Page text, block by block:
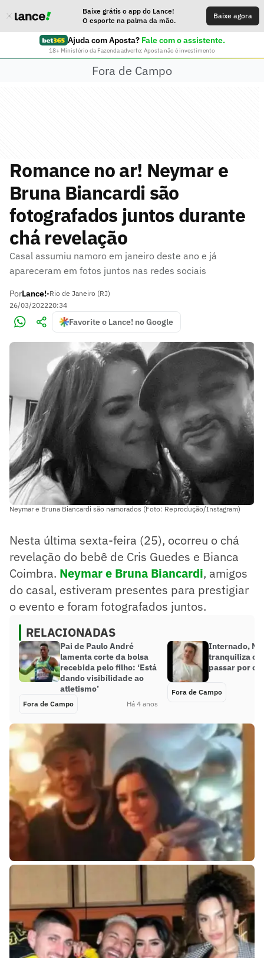
Baixe grátis o app do Lance!
O esporte na palma da mão.
Baixe agora
Ajuda com Aposta? Fale com o assistente.
18+ Ministério da Fazenda adverte: Aposta não é investimento
Fora de Campo
Romance no ar! Neymar e
Bruna Biancardi são
fotografados juntos durante
chá revelação
Casal assumiu namoro em janeiro deste ano e já
apareceram em fotos juntos nas redes sociais
PorLance!•Rio de Janeiro (RJ)
26/03/202220:34
Favorite o Lance! no Google
Neymar e Bruna Biancardi são namorados (Foto: Reprodução/Instagram)
Nesta última sexta-feira (25), ocorreu o chá
revelação do bebê de Cris Guedes e Bianca
Coimbra. Neymar e Bruna Biancardi, amigos
do casal, estiveram presentes para prestigiar
o evento e foram fotografados juntos.
RELACIONADAS
Pai de Paulo André
lamenta corte da bolsa
recebida pelo filho: ‘Está
dando visibilidade ao
atletismo’
Fora de Campo Há 4 anos
Internado,
tranquiliza os
passar por
Fora de Campo